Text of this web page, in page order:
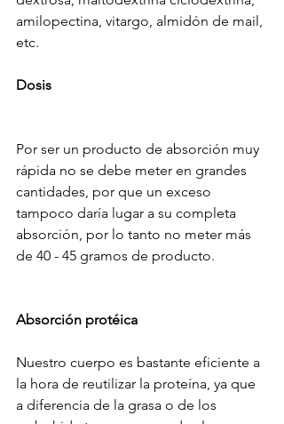
amilopectina, vitargo, almidón de mail,
etc.
Dosis
Por ser un producto de absorción muy
rápida no se debe meter en grandes
cantidades, por que un exceso
tampoco daría lugar a su completa
absorción, por lo tanto no meter más
de 40 - 45 gramos de producto.
Absorción protéica
Nuestro cuerpo es bastante eficiente a
la hora de reutilizar la proteína, ya que
a diferencia de la grasa o de los